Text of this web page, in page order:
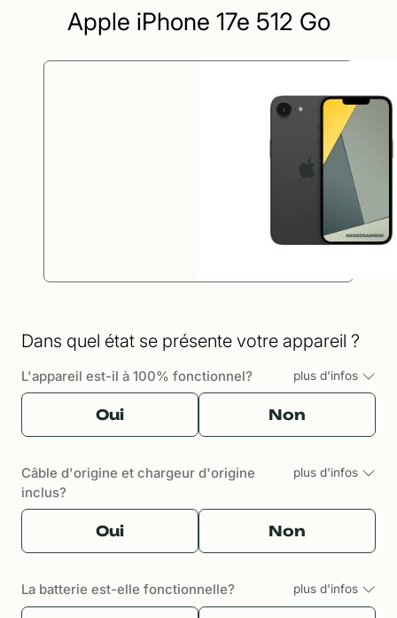
Apple iPhone 17e 512 Go
Dans quel état se présente votre appareil ?
L'appareil est-il à 100% fonctionnel? plus d'infos
Oui Non
Câble d'origine et chargeur d'origine
inclus?
plus d'infos
Oui Non
La batterie est-elle fonctionnelle? plus d'infos